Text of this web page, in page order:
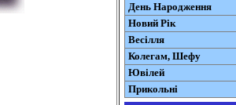
День Народження
Новий Рік
Весілля
Колегам, Шефу
Ювілей
Прикольні